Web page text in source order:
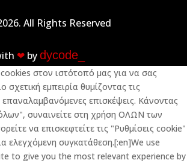
All Rights Reserved
❤︎ bydycode_
στον ιστότοπό μας για να σας
εμπειρία θυμίζοντας τις
επαναλαμβανόμενες επισκέψεις. Κάνοντας
συναινείτε στη χρήση ΟΛΩΝ των
να επισκεφτείτε τις "Ρυθμίσεις cookie"
ελεγχόμενη συγκατάθεση.[:en]We use
to give you the most relevant experience by